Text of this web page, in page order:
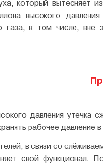
который вытесняет
высокого давления
газа, в том числе, вне
давления утечка
рабочее
в связи со
свой функционал.